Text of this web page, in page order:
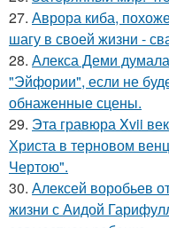
27. Аврора киба,
шагу в своей жизни -
28. Алекса Деми
"Эйфории", если не
обнаженные сцены.
29. Эта гравюра Xvii
Христа в терновом
Чертою".
30. Алексей воробьев
жизни с Аидой